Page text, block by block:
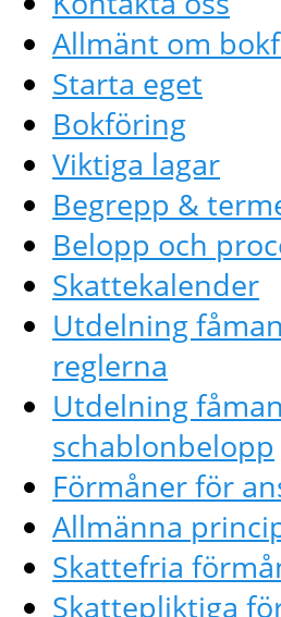
Allmänt om
Starta eget
Bokföring
Viktiga lagar
Begrepp &
Belopp och
Skattekalender
Utdelning
reglerna
Utdelning
schablonbelopp
Förmåner för
Allmänna
Skattefria
Skattepliktiga